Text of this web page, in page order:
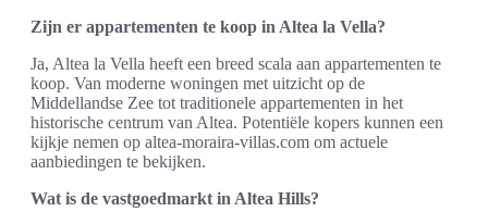
Zijn er appartementen te koop in Altea la Vella?
Ja, Altea la Vella heeft een breed scala aan appartementen te
koop. Van moderne woningen met uitzicht op de
Middellandse Zee tot traditionele appartementen in het
historische centrum van Altea. Potentiële kopers kunnen een
kijkje nemen op altea-moraira-villas.com om actuele
aanbiedingen te bekijken.
Wat is de vastgoedmarkt in Altea Hills?